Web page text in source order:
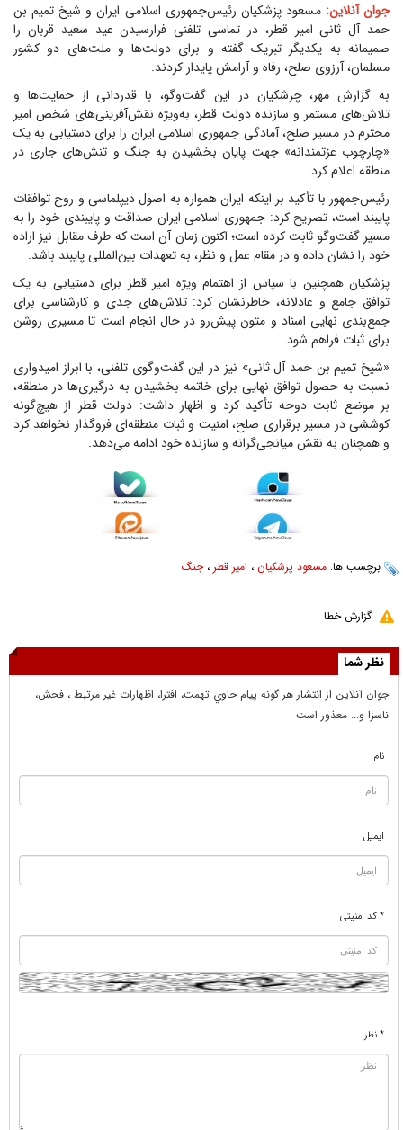
جوان آنلاین: مسعود پزشکیان رئیس‌جمهوری اسلامی ایران و شیخ تمیم بن
حمد آل ثانی امیر قطر، در تماسی تلفنی فرارسیدن عید سعید قربان را
صمیمانه به یکدیگر تبریک گفته و برای دولت‌ها و ملت‌های دو کشور
مسلمان، آرزوی صلح، رفاه و آرامش پایدار کردند.
به گزارش مهر، چزشکیان در این گفت‌وگو، با قدردانی از حمایت‌ها و
تلاش‌های مستمر و سازنده دولت قطر، به‌ویژه نقش‌آفرینی‌های شخص امیر
محترم در مسیر صلح، آمادگی جمهوری اسلامی ایران را برای دستیابی به یک
«چارچوب عزتمندانه» جهت پایان بخشیدن به جنگ و تنش‌های جاری در
منطقه اعلام کرد.
رئیس‌جمهور با تأکید بر اینکه ایران همواره به اصول دیپلماسی و روح توافقات
پایبند است، تصریح کرد: جمهوری اسلامی ایران صداقت و پایبندی خود را به
مسیر گفت‌وگو ثابت کرده است؛ اکنون زمان آن است که طرف مقابل نیز اراده
خود را نشان داده و در مقام عمل و نظر، به تعهدات بین‌المللی پایبند باشد.
پزشکیان همچنین با سپاس از اهتمام ویژه امیر قطر برای دستیابی به یک
توافق جامع و عادلانه، خاطرنشان کرد: تلاش‌های جدی و کارشناسی برای
جمع‌بندی نهایی اسناد و متون پیش‌رو در حال انجام است تا مسیری روشن
برای ثبات فراهم شود.
«شیخ تمیم بن حمد آل ثانی» نیز در این گفت‌وگوی تلفنی، با ابراز امیدواری
نسبت به حصول توافق نهایی برای خاتمه بخشیدن به درگیری‌ها در منطقه،
بر موضع ثابت دوحه تأکید کرد و اظهار داشت: دولت قطر از هیچ‌گونه
کوششی در مسیر برقراری صلح، امنیت و ثبات منطقه‌ای فروگذار نخواهد کرد
و همچنان به نقش میانجی‌گرانه و سازنده خود ادامه می‌دهد.
برچسب ها: مسعود پزشکیان ، امیر قطر ،جنگ
گزارش خطا
نظر شما
جوان آنلاين از انتشار هر گونه پيام حاوي تهمت، افترا، اظهارات غير مرتبط ، فحش،
ناسزا و... معذور است
نام
ایمیل
* کد امنیتی
* نظر